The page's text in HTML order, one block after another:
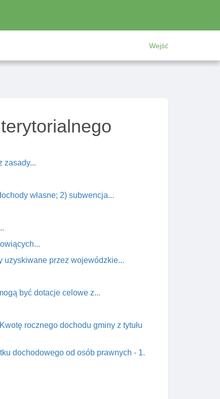
Wejść
zasady...
własne; 2) subwencja...
uzyskiwane przez wojewódzkie...
być dotacje celowe z...
rocznego dochodu gminy z tytułu
dochodowego od osób prawnych - 1.